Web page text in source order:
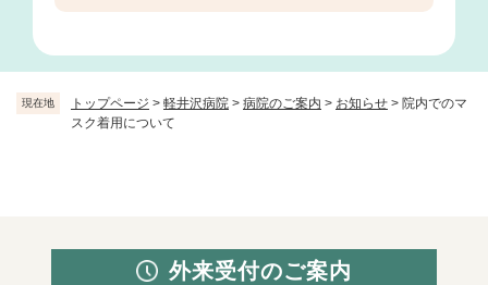
現在地 トップページ > 軽井沢病院 > 病院のご案内 > お知らせ > 院内でのマ
スク着用について
外来受付のご案内